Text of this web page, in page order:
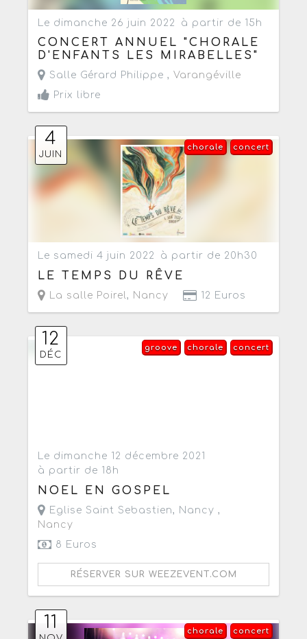
Le dimanche 26 juin 2022 à partir de 15h
CONCERT ANNUEL "CHORALE
D'ENFANTS LES MIRABELLES"
Salle Gérard Philippe , Varangéville
Prix libre
4
JUIN
concert
chorale
Le samedi 4 juin 2022 à partir de 20h30
LE TEMPS DU RÊVE
La salle Poirel , Nancy 12 Euros
12
DÉC
concert
chorale
groove
Le dimanche 12 décembre 2021
à partir de 18h
NOEL EN GOSPEL
Eglise Saint Sebastien, Nancy ,
Nancy
8 Euros
RÉSERVER SUR WEEZEVENT.COM
11 concert
chorale